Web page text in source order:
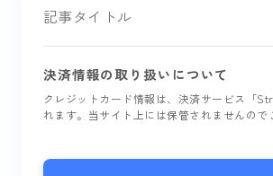
記事タイトル
決済情報の取り扱いについて
クレジットカード情報は、決済サービス「
れます。当サイト上には保管されませんので